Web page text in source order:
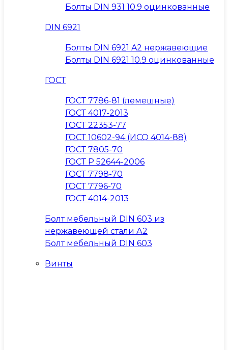
Болты DIN 931 10.9 оцинкованные
DIN 6921
Болты DIN 6921 A2 нержавеющие
Болты DIN 6921 10.9 оцинкованные
ГОСТ
ГОСТ 7786-81 (лемешные)
ГОСТ 4017-2013
ГОСТ 22353-77
ГОСТ 10602-94 (ИСО 4014-88)
ГОСТ 7805-70
ГОСТ Р 52644-2006
ГОСТ 7798-70
ГОСТ 7796-70
ГОСТ 4014-2013
Болт мебельный DIN 603 из
нержавеющей стали А2
Болт мебельный DIN 603
Винты